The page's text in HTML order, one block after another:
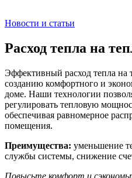
Новости и статьи
Расход тепла на
Эффективный расход тепла
созданию комфортного и
доме. Наши технологии
регулировать тепловую
обеспечивая равномерное
помещения.
Преимущества: уменьшение
службы системы, снижение
Повысьте комфорт и